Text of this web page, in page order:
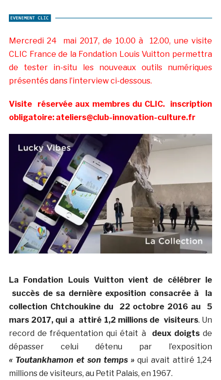
Mercredi 24 mai 2017, de 10.00 à 12.00, une visite
CLIC France de la Fondation Louis Vuitton permettra
de tester in-situ les nouveaux outils numériques
présentés dans l’interview ci-dessous.
Visite réservée aux membres du CLIC. inscription
obligatoire: ateliers@club-innovation-culture.fr
La Fondation Louis Vuitton vient de célébrer le
succès de sa dernière exposition consacrée à la
collection Chtchoukine du 22 octobre 2016 au 5
mars 2017, qui a attiré 1,2 millions de visiteurs. Un
record de fréquentation qui était à deux doigtsde
dépasser celui détenu par l’exposition
« Toutankhamon et son temps » qui avait attiré 1,24
millions de visiteurs, au Petit Palais, en 1967.